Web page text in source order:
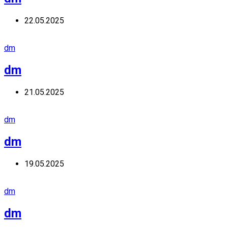
22.05.2025
dm
dm
21.05.2025
dm
dm
19.05.2025
dm
dm